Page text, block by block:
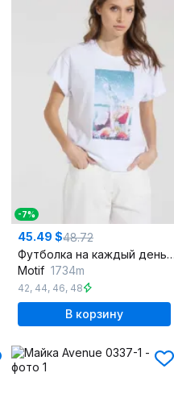
-7%
45.49 $48.72
Футболка на каждый день из
Motif 1734m
42, 44, 46, 48
В корзину